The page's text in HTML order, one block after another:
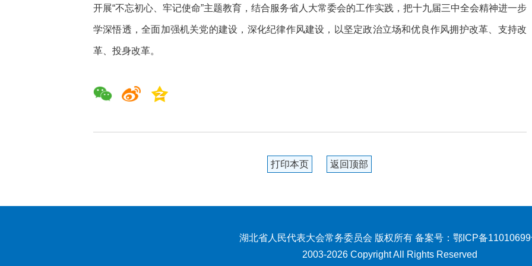
开展“不忘初心、牢记使命”主题教育，结合服务省人大常委会的工作实践，把十九届三中全会精神进一步
学深悟透，全面加强机关党的建设，深化纪律作风建设，以坚定政治立场和优良作风拥护改革、支持改
革、投身改革。
打印本页 返回顶部
湖北省人民代表大会常务委员会 版权所有 备案号： 鄂ICP备
2003-2026 Copyright All Rights Reserved